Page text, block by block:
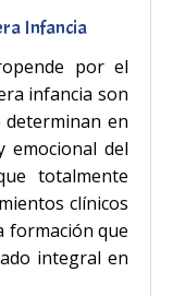
Infancia
por el
infancia son
determinan en
emocional del
totalmente
clínicos
formación que
integral en